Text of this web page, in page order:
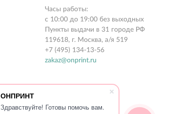
ОНПРИНТ
Здравствуйте! Готовы помочь вам.
Часы работы:
с 10:00 до 19:00 без выходных
Пункты выдачи в 31 городе РФ
119618, г. Москва, а/я 519
+7 (495) 134-13-56
zakaz@onprint.ru